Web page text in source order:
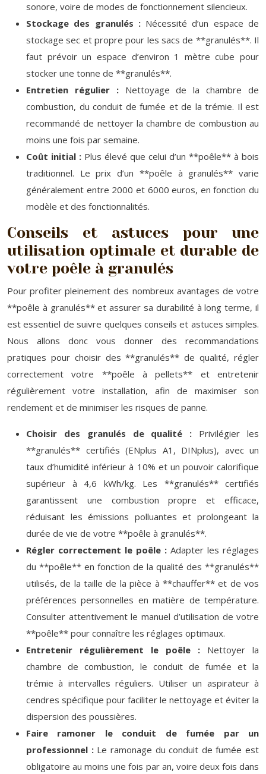
sonore, voire de modes de fonctionnement silencieux.
Stockage des granulés : Nécessité d’un espace de
stockage sec et propre pour les sacs de **granulés**. Il
faut prévoir un espace d’environ 1 mètre cube pour
stocker une tonne de **granulés**.
Entretien régulier : Nettoyage de la chambre de
combustion, du conduit de fumée et de la trémie. Il est
recommandé de nettoyer la chambre de combustion au
moins une fois par semaine.
Coût initial : Plus élevé que celui d’un **poêle** à bois
traditionnel. Le prix d’un **poêle à granulés** varie
généralement entre 2000 et 6000 euros, en fonction du
modèle et des fonctionnalités.
Conseils et astuces pour une
utilisation optimale et durable de
votre poêle à granulés
Pour profiter pleinement des nombreux avantages de votre
**poêle à granulés** et assurer sa durabilité à long terme, il
est essentiel de suivre quelques conseils et astuces simples.
Nous allons donc vous donner des recommandations
pratiques pour choisir des **granulés** de qualité, régler
correctement votre **poêle à pellets** et entretenir
régulièrement votre installation, afin de maximiser son
rendement et de minimiser les risques de panne.
Choisir des granulés de qualité : Privilégier les
**granulés** certifiés (ENplus A1, DINplus), avec un
taux d’humidité inférieur à 10% et un pouvoir calorifique
supérieur à 4,6 kWh/kg. Les **granulés** certifiés
garantissent une combustion propre et efficace,
réduisant les émissions polluantes et prolongeant la
durée de vie de votre **poêle à granulés**.
Régler correctement le poêle : Adapter les réglages
du **poêle** en fonction de la qualité des **granulés**
utilisés, de la taille de la pièce à **chauffer** et de vos
préférences personnelles en matière de température.
Consulter attentivement le manuel d’utilisation de votre
**poêle** pour connaître les réglages optimaux.
Entretenir régulièrement le poêle : Nettoyer la
chambre de combustion, le conduit de fumée et la
trémie à intervalles réguliers. Utiliser un aspirateur à
cendres spécifique pour faciliter le nettoyage et éviter la
dispersion des poussières.
Faire ramoner le conduit de fumée par un
professionnel : Le ramonage du conduit de fumée est
obligatoire au moins une fois par an, voire deux fois dans